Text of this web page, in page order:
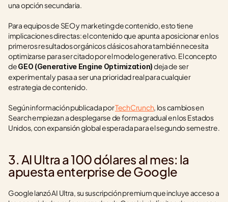
una opción secundaria.
Para equipos de SEO y marketing de contenido, esto tiene
implicaciones directas: el contenido que apunta a posicionar en los
primeros resultados orgánicos clásicos ahora también necesita
optimizarse para ser citado por el modelo generativo. El concepto
de GEO (Generative Engine Optimization) deja de ser
experimental y pasa a ser una prioridad real para cualquier
estrategia de contenido.
Según información publicada por TechCrunch, los cambios en
Search empiezan a desplegarse de forma gradual en los Estados
Unidos, con expansión global esperada para el segundo semestre.
3. AI Ultra a 100 dólares al mes: la
apuesta enterprise de Google
Google lanzó AI Ultra, su suscripción premium que incluye acceso a